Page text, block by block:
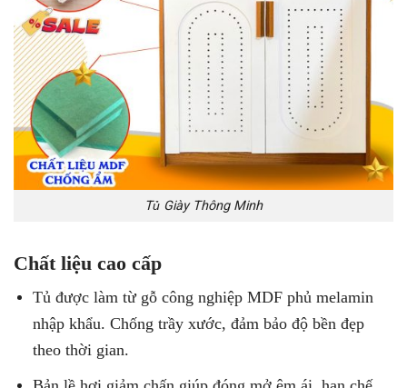
Tủ Giày Thông Minh
Chất liệu cao cấp
Tủ được làm từ gỗ công nghiệp MDF phủ melamin
nhập khẩu. Chống trầy xước, đảm bảo độ bền đẹp
theo thời gian.